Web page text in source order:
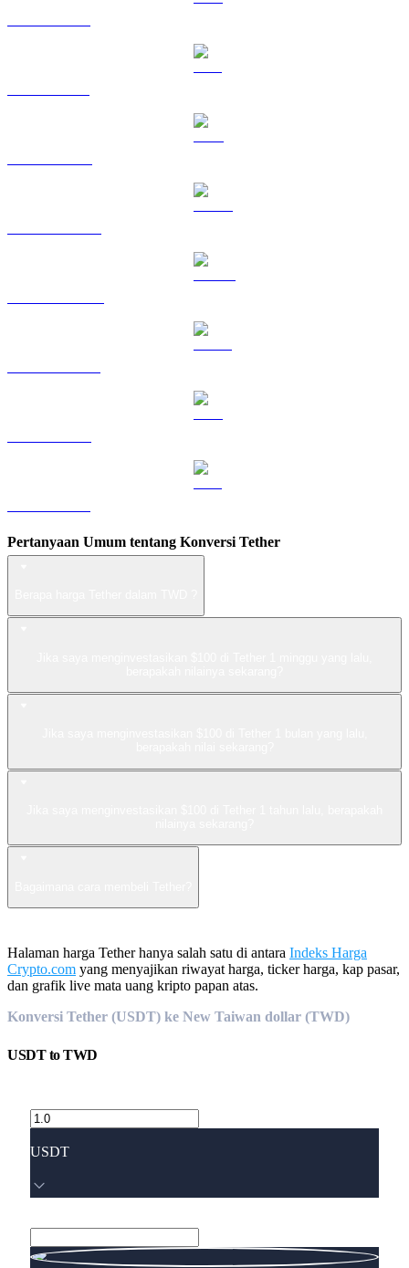
Pertanyaan Umum tentang Konversi Tether
Halaman harga Tether hanya salah satu di antara Indeks Harga
Crypto.com yang menyajikan riwayat harga, ticker harga, kap pasar,
dan grafik live mata uang kripto papan atas.
Konversi Tether (USDT) ke New Taiwan dollar (TWD)
USDTtoTWD
USDT